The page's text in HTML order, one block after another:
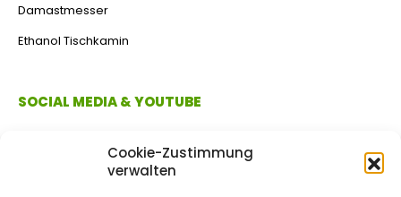
Cookie-Zustimmung
verwalten
Damastmesser
Ethanol Tischkamin
SOCIAL MEDIA & YOUTUBE